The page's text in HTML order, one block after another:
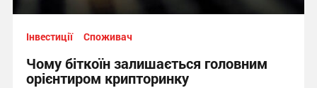
Інвестиції Споживач
Чому біткоїн залишається головним
орієнтиром крипторинку